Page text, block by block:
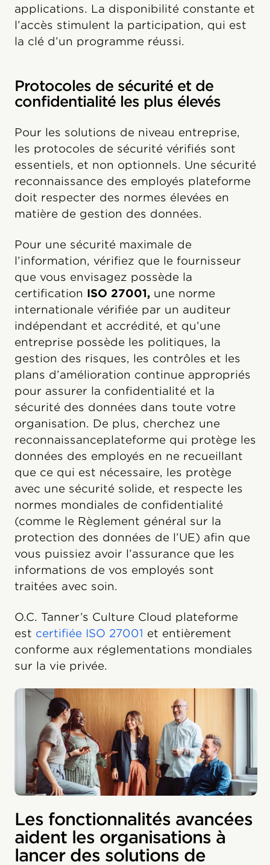
applications. La disponibilité constante et
l’accès stimulent la participation, qui est
la clé d’un programme réussi.
Protocoles de sécurité et de
confidentialité les plus élevés
Pour les solutions de niveau entreprise,
les protocoles de sécurité vérifiés sont
essentiels, et non optionnels. Une sécurité
reconnaissance des employés plateforme
doit respecter des normes élevées en
matière de gestion des données.
Pour une sécurité maximale de
l’information, vérifiez que le fournisseur
que vous envisagez possède la
certification ISO 27001, une norme
internationale vérifiée par un auditeur
indépendant et accrédité, et qu’une
entreprise possède les politiques, la
gestion des risques, les contrôles et les
plans d’amélioration continue appropriés
pour assurer la confidentialité et la
sécurité des données dans toute votre
organisation. De plus, cherchez une
reconnaissanceplateforme qui protège les
données des employés en ne recueillant
que ce qui est nécessaire, les protège
avec une sécurité solide, et respecte les
normes mondiales de confidentialité
(comme le Règlement général sur la
protection des données de l’UE) afin que
vous puissiez avoir l’assurance que les
informations de vos employés sont
traitées avec soin.
O.C. Tanner’s Culture Cloud plateforme
est certifiée ISO 27001 et entièrement
conforme aux réglementations mondiales
sur la vie privée.
Les fonctionnalités avancées
aident les organisations à
lancer des solutions de